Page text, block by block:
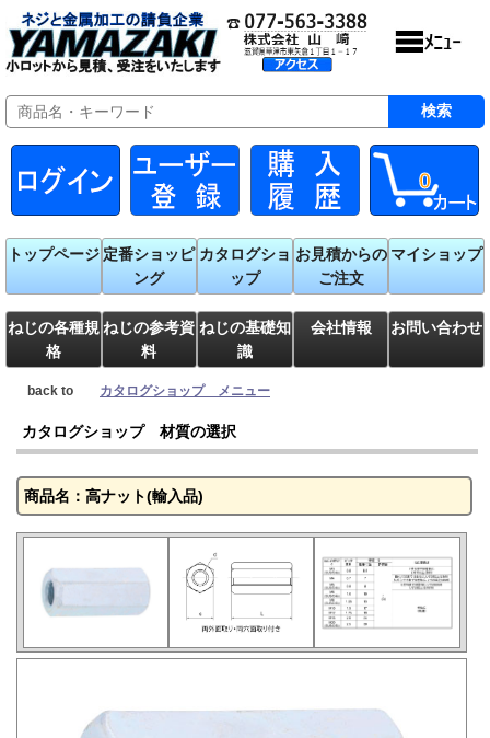
0
トップページ 定番ショッピ
ング
カタログショ
ップ
お見積からの
ご注文
マイショップ
ねじの各種規
格
ねじの参考資
料
ねじの基礎知
識
会社情報 お問い合わせ
back to カタログショップ メニュー
カタログショップ 材質の選択
商品名：高ナット(輸入品)